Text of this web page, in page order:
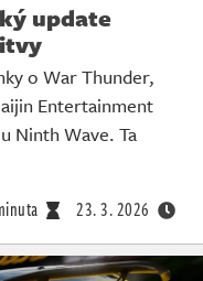
update
o War Thunder,
Entertainment
Ninth Wave. Ta
23. 3. 2026